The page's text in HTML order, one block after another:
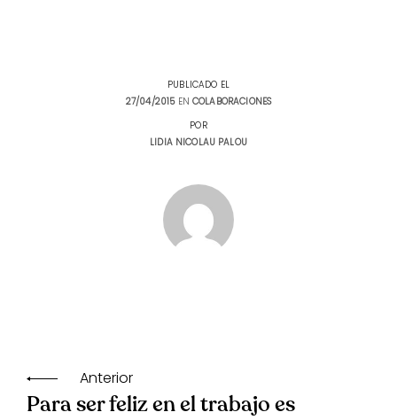
PUBLICADO EL
27/04/2015EN COLABORACIONES
POR
LIDIA NICOLAU PALOU
de
de
entradas
Anterior
Para ser feliz en el trabajo es